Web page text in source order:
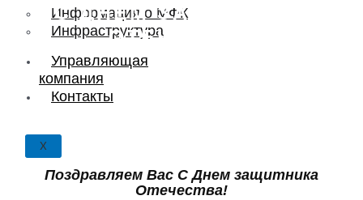
Информация о МФК
Инфраструктура
Управляющая
компания
Контакты
X
С ДНЕМ ЗАЩИТНИКА
ОТЕЧЕСТВА
МФК "ГРАВИТАЦИЯ"
Поздравляем Вас С Днем защитника
Отечества!